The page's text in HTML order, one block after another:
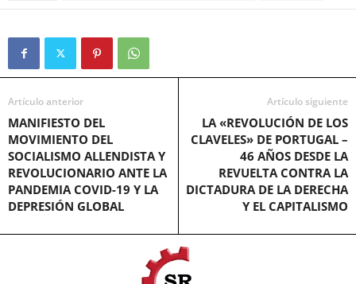
Artículo anterior
MANIFIESTO DEL
MOVIMIENTO DEL
SOCIALISMO ALLENDISTA Y
REVOLUCIONARIO ANTE LA
PANDEMIA COVID-19 Y LA
DEPRESIÓN GLOBAL
Artículo siguiente
LA «REVOLUCIÓN DE LOS
CLAVELES» DE PORTUGAL –
46 AÑOS DESDE LA
REVUELTA CONTRA LA
DICTADURA DE LA DERECHA
Y EL CAPITALISMO